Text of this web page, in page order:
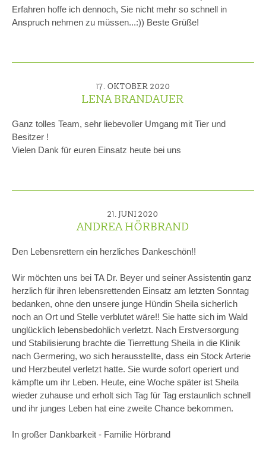
Erfahren hoffe ich dennoch, Sie nicht mehr so schnell in
Anspruch nehmen zu müssen...:)) Beste Grüße!
17. OKTOBER 2020
LENA BRANDAUER
Ganz tolles Team, sehr liebevoller Umgang mit Tier und
Besitzer !
Vielen Dank für euren Einsatz heute bei uns
21. JUNI 2020
ANDREA HÖRBRAND
Den Lebensrettern ein herzliches Dankeschön!!
Wir möchten uns bei TA Dr. Beyer und seiner Assistentin ganz
herzlich für ihren lebensrettenden Einsatz am letzten Sonntag
bedanken, ohne den unsere junge Hündin Sheila sicherlich
noch an Ort und Stelle verblutet wäre!! Sie hatte sich im Wald
unglücklich lebensbedohlich verletzt. Nach Erstversorgung
und Stabilisierung brachte die Tierrettung Sheila in die Klinik
nach Germering, wo sich herausstellte, dass ein Stock Arterie
und Herzbeutel verletzt hatte. Sie wurde sofort operiert und
kämpfte um ihr Leben. Heute, eine Woche später ist Sheila
wieder zuhause und erholt sich Tag für Tag erstaunlich schnell
und ihr junges Leben hat eine zweite Chance bekommen.
In großer Dankbarkeit - Familie Hörbrand